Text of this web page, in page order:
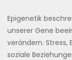
Epigenetik
unserer Gene
verändern. Stress,
soziale